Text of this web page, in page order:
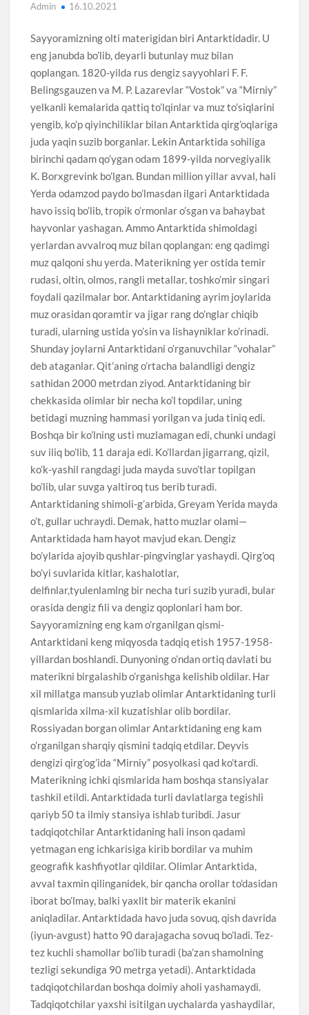
Admin 16.10.2021
Sayyoramizning olti materigidan biri Antarktidadir. U
eng janubda bo’lib, deyarli butunlay muz bilan
qoplangan. 1820-yilda rus dengiz sayyohlari F. F.
Belingsgauzen va M. P. Lazarevlar “Vostok” va “Mirniy”
yelkanli kemalarida qattiq to’lqinlar va muz to’siqlarini
yengib, ko’p qiyinchiliklar bilan Antarktida qirg’oqlariga
juda yaqin suzib borganlar. Lekin Antarktida sohiliga
birinchi qadam qo’ygan odam 1899-yilda norvegiyalik
K. Borxgrevink bo’lgan. Bundan million yillar avval, hali
Yerda odamzod paydo bo’lmasdan ilgari Antarktidada
havo issiq bo’lib, tropik o’rmonlar o’sgan va bahaybat
hayvonlar yashagan. Ammo Antarktida shimoldagi
yerlardan avvalroq muz bilan qoplangan: eng qadimgi
muz qalqoni shu yerda. Materikning yer ostida temir
rudasi, oltin, olmos, rangli metallar, toshko’mir singari
foydali qazilmalar bor. Antarktidaning ayrim joylarida
muz orasidan qoramtir va jigar rang do’nglar chiqib
turadi, ularning ustida yo’sin va lishayniklar ko’rinadi.
Shunday joylarni Antarktidani o’rganuvchilar “vohalar”
deb ataganlar. Qit’aning o’rtacha balandligi dengiz
sathidan 2000 metrdan ziyod. Antarktidaning bir
chekkasida olimlar bir necha ko’l topdilar, uning
betidagi muzning hammasi yorilgan va juda tiniq edi.
Boshqa bir ko’lning usti muzlamagan edi, chunki undagi
suv iliq bo’lib, 11 daraja edi. Ko’llardan jigarrang, qizil,
ko’k-yashil rangdagi juda mayda suvo’tlar topilgan
bo’lib, ular suvga yaltiroq tus berib turadi.
Antarktidaning shimoli-g’arbida, Greyam Yerida mayda
o’t, gullar uchraydi. Demak, hatto muzlar olami—
Antarktidada ham hayot mavjud ekan. Dengiz
bo’ylarida ajoyib qushlar-pingvinglar yashaydi. Qirg’oq
bo’yi suvlarida kitlar, kashalotlar,
delfinlar,tyulenlamlng bir necha turi suzib yuradi, bular
orasida dengiz fili va dengiz qoplonlari ham bor.
Sayyoramizning eng kam o’rganilgan qismi-
Antarktidani keng miqyosda tadqiq etish 1957-1958-
yillardan boshlandi. Dunyoning o’ndan ortiq davlati bu
materikni birgalashib o’rganishga kelishib oldilar. Har
xil millatga mansub yuzlab olimlar Antarktidaning turli
qismlarida xilma-xil kuzatishlar olib bordilar.
Rossiyadan borgan olimlar Antarktidaning eng kam
o’rganilgan sharqiy qismini tadqiq etdilar. Deyvis
dengizi qirg’og’ida “Mirniy” posyolkasi qad ko’tardi.
Materikning ichki qismlarida ham boshqa stansiyalar
tashkil etildi. Antarktidada turli davlatlarga tegishli
qariyb 50 ta ilmiy stansiya ishlab turibdi. Jasur
tadqiqotchilar Antarktidaning hali inson qadami
yetmagan eng ichkarisiga kirib bordilar va muhim
geografik kashfiyotlar qildilar. Olimlar Antarktida,
avval taxmin qilinganidek, bir qancha orollar to’dasidan
iborat bo’lmay, balki yaxlit bir materik ekanini
aniqladilar. Antarktidada havo juda sovuq, qish davrida
(iyun-avgust) hatto 90 darajagacha sovuq bo’ladi. Tez-
tez kuchli shamollar bo’lib turadi (ba’zan shamolning
tezligi sekundiga 90 metrga yetadi). Antarktidada
tadqiqotchilardan boshqa doimiy aholi yashamaydi.
Tadqiqotchilar yaxshi isitilgan uychalarda yashaydilar,